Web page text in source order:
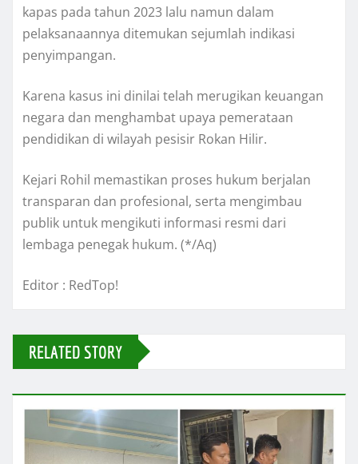
kapas pada tahun 2023 lalu namun dalam
pelaksanaannya ditemukan sejumlah indikasi
penyimpangan.
Karena kasus ini dinilai telah merugikan keuangan
negara dan menghambat upaya pemerataan
pendidikan di wilayah pesisir Rokan Hilir.
Kejari Rohil memastikan proses hukum berjalan
transparan dan profesional, serta mengimbau
publik untuk mengikuti informasi resmi dari
lembaga penegak hukum. (*/Aq)
Editor : RedTop!
RELATED STORY